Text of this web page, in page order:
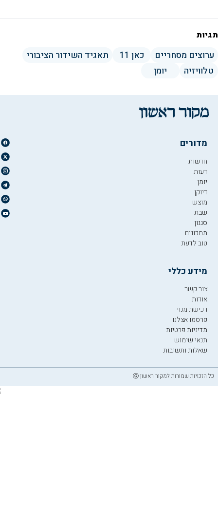
תגיות
ערוצים מסחריים כאן 11
תאגיד השידור הציבורי
טלוויזיה
יומן
מדורים
חדשות
דעות
יומן
דיוקן
מוצש
שבת
סגנון
מתכונים
טוב לדעת
מידע כללי
צור קשר
אודות
רכישת מנוי
פרסמו אצלנו
מדיניות פרטיות
תנאי שימוש
שאלות ותשובות
כל הזכויות שמורות למקור ראשון ⓒ